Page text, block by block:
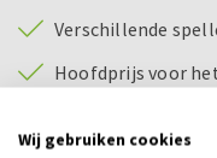
Verschillende
Hoofdprijs voor
Wij gebruiken cookies